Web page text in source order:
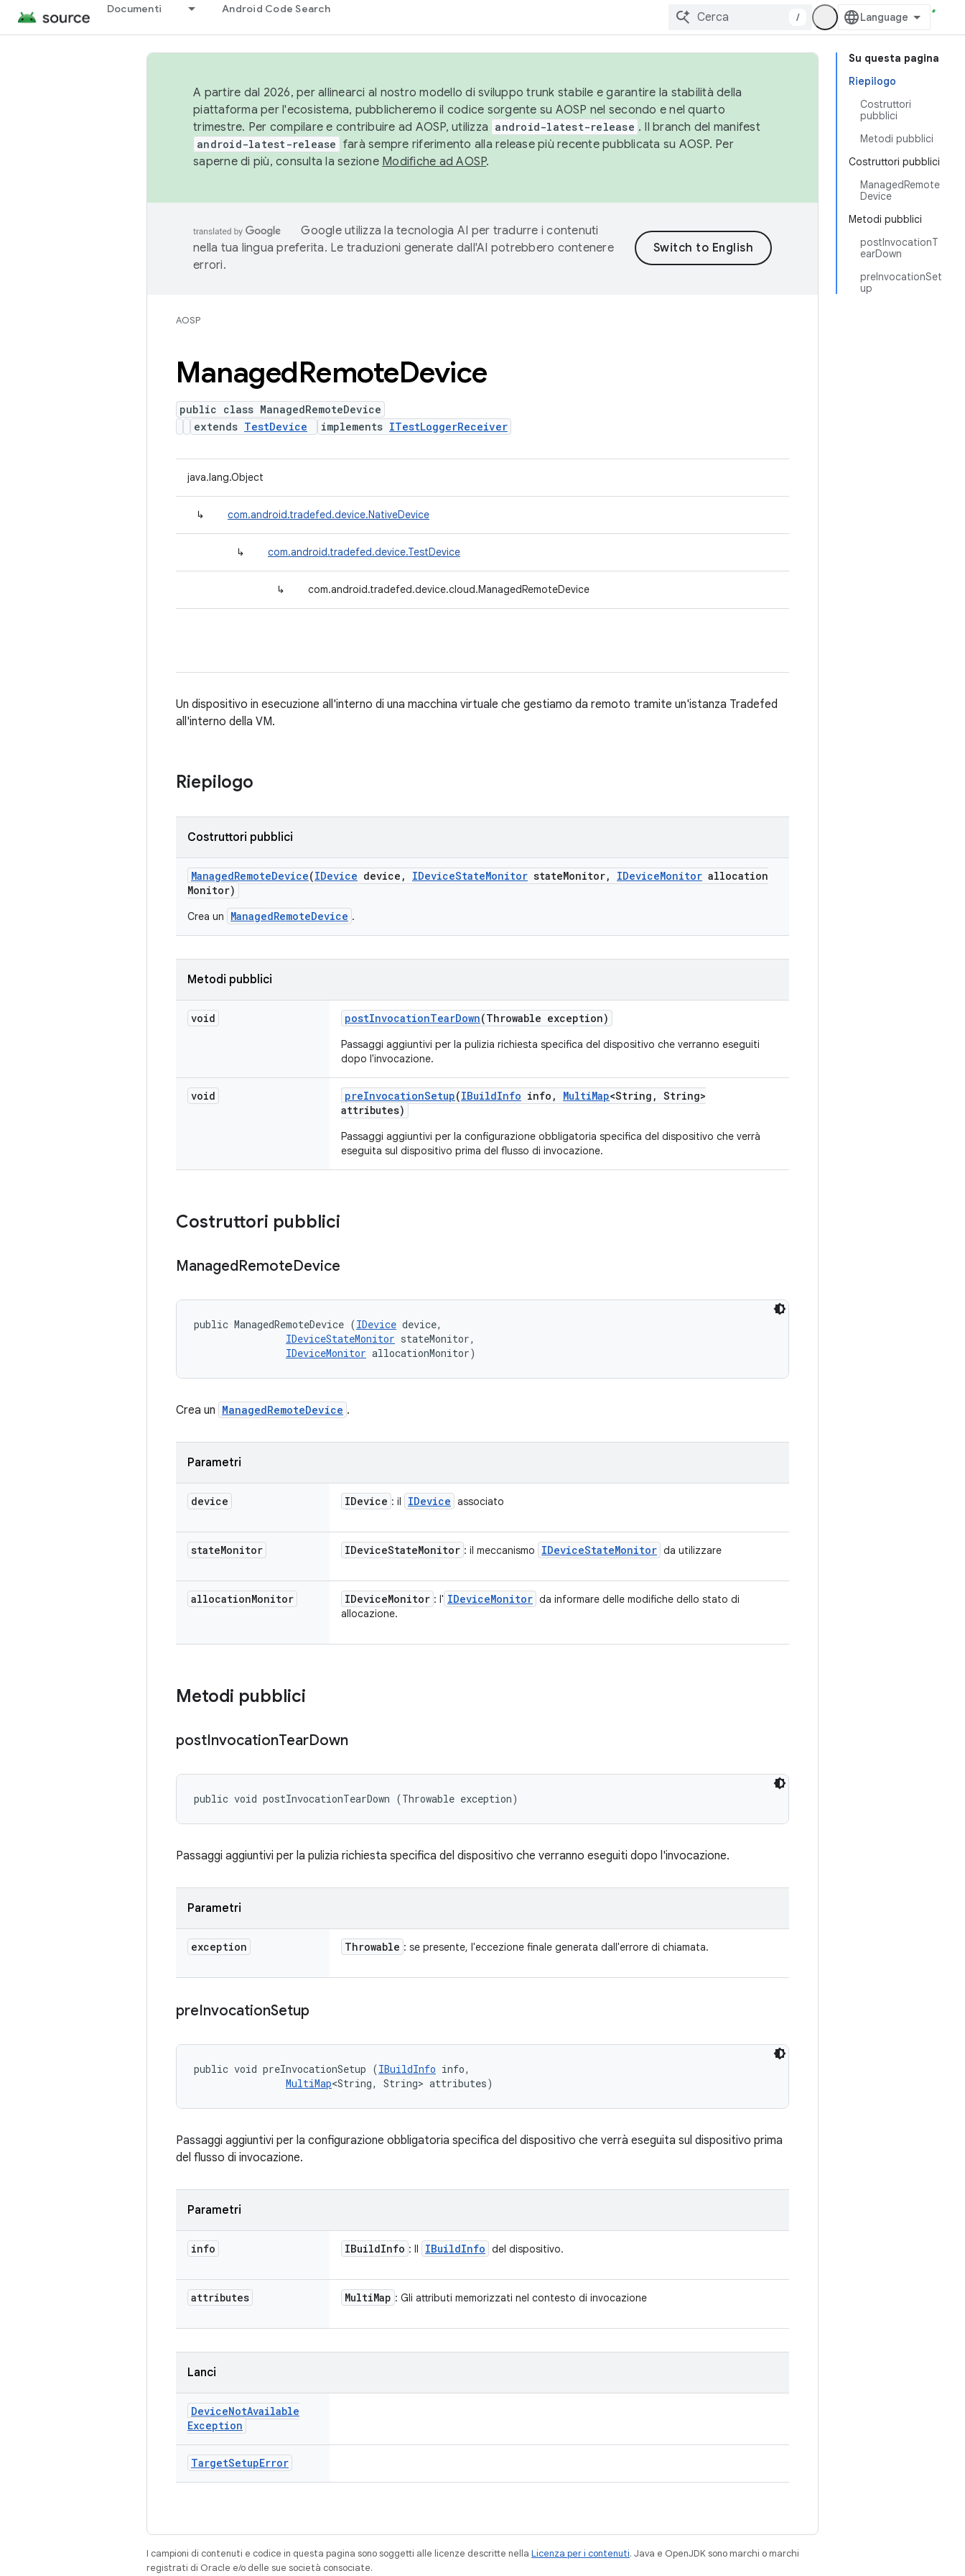
Documenti Android Code Search
/
Su questa pagina
Riepilogo
Costruttori
pubblici
Metodi pubblici
Costruttori pubblici
ManagedRemote
Device
Metodi pubblici
postInvocationT
earDown
preInvocationSet
up
A partire dal 2026, per allinearci al nostro modello di sviluppo trunk stabile e garantire la stabilità della
piattaforma per l'ecosistema, pubblicheremo il codice sorgente su AOSP nel secondo e nel quarto
trimestre. Per compilare e contribuire ad AOSP, utilizza android-latest-release . Il branch del manifest
android-latest-release farà sempre riferimento alla release più recente pubblicata su AOSP. Per
saperne di più, consulta la sezione Modifiche ad AOSP.
Google utilizza la tecnologia AI per tradurre i contenuti
nella tua lingua preferita. Le traduzioni generate dall'AI potrebbero contenere
errori.
AOSP
ManagedRemoteDevice
public class ManagedRemoteDevice
extends TestDevice implements ITestLoggerReceiver
java.lang.Object
↳ com.android.tradefed.device.NativeDevice
↳ com.android.tradefed.device.TestDevice
↳ com.android.tradefed.device.cloud.ManagedRemoteDevice
Un dispositivo in esecuzione all'interno di una macchina virtuale che gestiamo da remoto tramite un'istanza Tradefed
all'interno della VM.
Riepilogo
Costruttori pubblici
ManagedRemoteDevice(IDevice device , IDeviceStateMonitor stateMonitor, IDeviceMonitor allocation
Monitor)
Crea un ManagedRemoteDevice .
Metodi pubblici
void postInvocationTearDown(Throwable exception)
Passaggi aggiuntivi per la pulizia richiesta specifica del dispositivo che verranno eseguiti
dopo l'invocazione.
void preInvocationSetup(IBuildInfo info , MultiMap<String , String>
attributes)
Passaggi aggiuntivi per la configurazione obbligatoria specifica del dispositivo che verrà
eseguita sul dispositivo prima del flusso di invocazione.
Costruttori pubblici
ManagedRemoteDevice
public ManagedRemoteDevice (IDevice device,
IDeviceStateMonitor stateMonitor,
IDeviceMonitor allocationMonitor)
Crea un ManagedRemoteDevice .
Parametri
device IDevice : il IDevice associato
stateMonitor IDeviceStateMonitor : il meccanismo IDeviceStateMonitor da utilizzare
allocationMonitor IDeviceMonitor : l' IDeviceMonitor da informare delle modifiche dello stato di
allocazione.
Metodi pubblici
postInvocationTearDown
public void postInvocationTearDown (Throwable exception)
Passaggi aggiuntivi per la pulizia richiesta specifica del dispositivo che verranno eseguiti dopo l'invocazione.
Parametri
exception Throwable : se presente, l'eccezione finale generata dall'errore di chiamata.
preInvocationSetup
public void preInvocationSetup (IBuildInfo info,
MultiMap<String, String> attributes)
Passaggi aggiuntivi per la configurazione obbligatoria specifica del dispositivo che verrà eseguita sul dispositivo prima
del flusso di invocazione.
Parametri
info IBuildInfo : Il IBuildInfo del dispositivo.
attributes MultiMap : Gli attributi memorizzati nel contesto di invocazione
Lanci
DeviceNotAvailable
Exception
TargetSetupError
I campioni di contenuti e codice in questa pagina sono soggetti alle licenze descritte nella Licenza per i contenuti. Java e OpenJDK sono marchi o marchi
registrati di Oracle e/o delle sue società consociate.